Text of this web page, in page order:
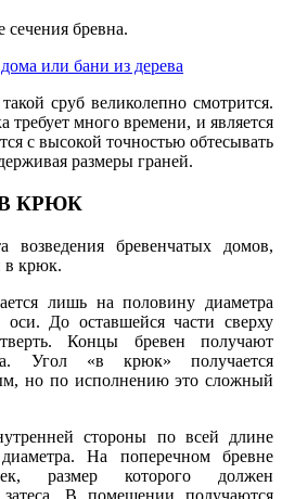
сечения бревна.
сруб великолепно смотрится.
требует много времени, и является
с высокой точностью обтесывать
размеры граней.
КРЮК
возведения бревенчатых домов,
в крюк.
лишь на половину диаметра
оси. До оставшейся части сверху
Концы бревен получают
Угол «в крюк» получается
но по исполнению это сложный
стороны по всей длине
На поперечном бревне
размер которого должен
затеса. В помещении получаются